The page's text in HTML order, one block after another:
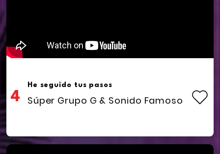
4
He seguido tus pasos
Súper Grupo G & Sonido Famoso